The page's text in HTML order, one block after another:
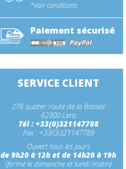
*voir conditions
Paiement sécurisé
SERVICE CLIENT
276 quater route de la Bassée
62300 Lens
Tél : +33(0)321147788
Fax : +33(0)321147789
Ouvert tous les jours
de 9h20 à 12h et de 14h20 à 19h
(fermé le dimanche et lundi matin)